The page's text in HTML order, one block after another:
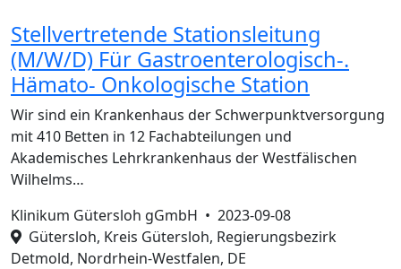
Stellvertretende Stationsleitung
(M/W/D) Für Gastroenterologisch-.
Hämato- Onkologische Station
Wir sind ein Krankenhaus der Schwerpunktversorgung
mit 410 Betten in 12 Fachabteilungen und
Akademisches Lehrkrankenhaus der Westfälischen
Wilhelms…
Klinikum Gütersloh gGmbH • 2023-09-08
Gütersloh, Kreis Gütersloh, Regierungsbezirk
Detmold, Nordrhein-Westfalen, DE